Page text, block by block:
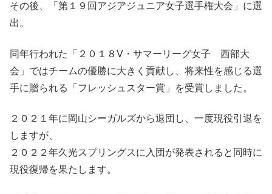
その後、「第１９回アジアジュニア女子選手権大会」に選
出。
同年行われた「２０１８V・サマーリーグ女子 西部大
会」ではチームの優勝に大きく貢献し、将来性を感じる選
手に贈られる「フレッシュスター賞」を受賞しました。
２０２１年に岡山シーガルズから退団し、一度現役引退を
しますが、
２０２２年久光スプリングスに入団が発表されると同時に
現役復帰を果たします。